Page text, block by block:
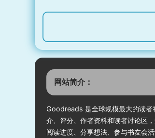
式 AI 工具与协作空间，让个人
网站将创意、素材库、AI 自动
队管理融合在一起，从灵感获
打造了一个人人皆可进入的专业
意工作台。
网站简介：
Goodreads 是全球规模最大的读者
介、评分、作者资料和读者讨论区
阅读进度、分享想法、参与书友会